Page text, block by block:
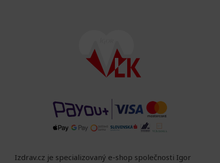
Izdrav.cz je specializovaný e-shop společnosti Igor